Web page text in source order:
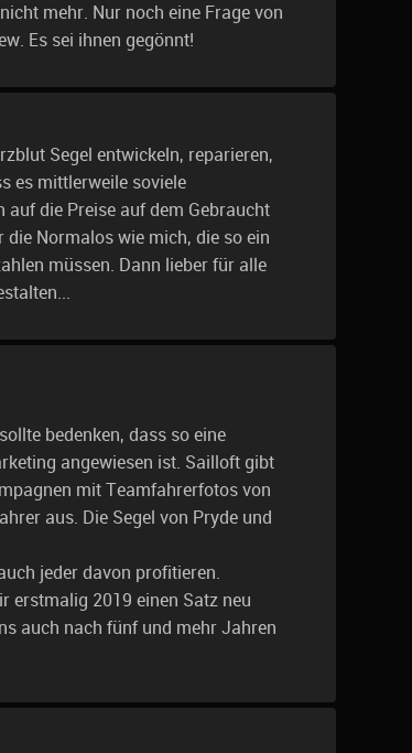
mehr. Nur noch eine Frage von
Es sei ihnen gegönnt!
Segel entwickeln, reparieren,
es mittlerweile soviele
die Preise auf dem Gebraucht
Normalos wie mich, die so ein
müssen. Dann lieber für alle
bedenken, dass so eine
angewiesen ist. Sailloft gibt
mit Teamfahrerfotos von
aus. Die Segel von Pryde und
jeder davon profitieren.
erstmalig 2019 einen Satz neu
auch nach fünf und mehr Jahren